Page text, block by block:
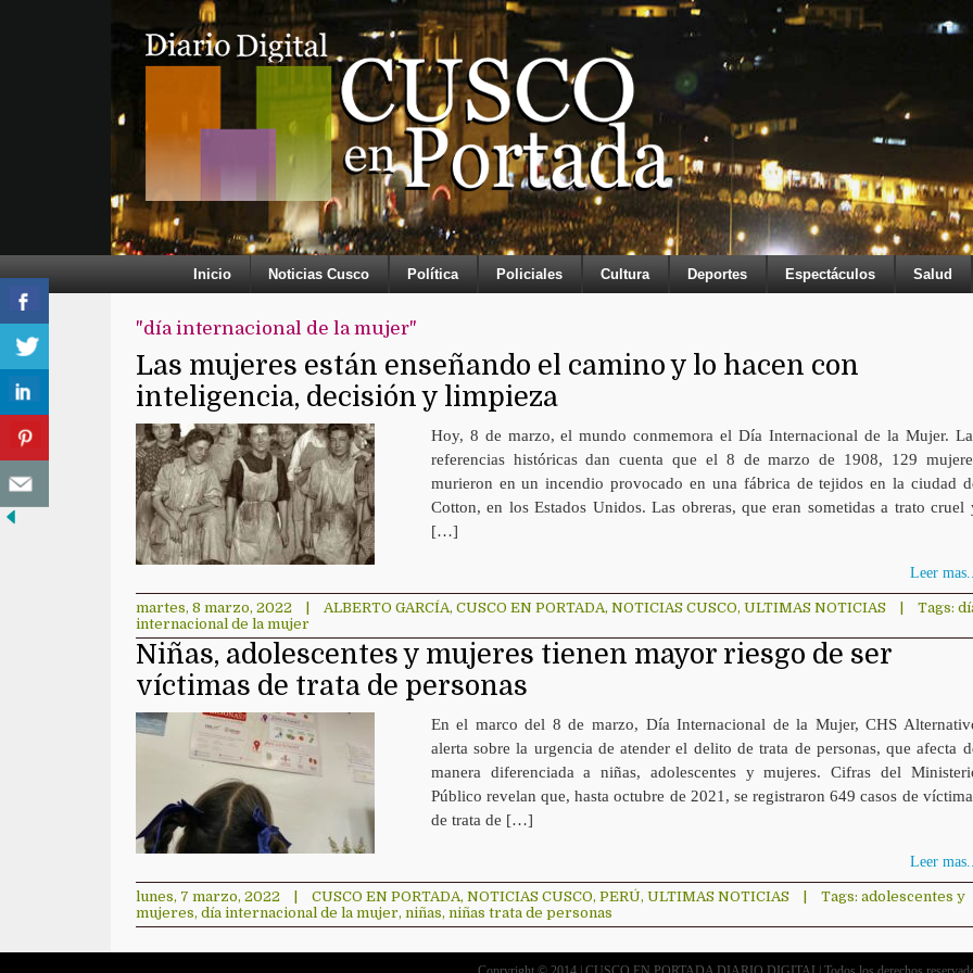
Inicio Noticias Cusco Política Policiales Cultura Deportes Espectáculos Salud
"día internacional de la mujer"
Las mujeres están enseñando el camino y lo hacen con
inteligencia, decisión y limpieza
Hoy, 8 de marzo, el mundo conmemora el Día Internacional de la Mujer.
referencias históricas dan cuenta que el 8 de marzo de 1908, 129
murieron en un incendio provocado en una fábrica de tejidos en la ciudad
Cotton, en los Estados Unidos. Las obreras, que eran sometidas a trato cruel
[…]
Leer mas...
martes, 8 marzo, 2022 ALBERTO GARCÍA, CUSCO EN PORTADA, NOTICIAS CUSCO, ULTIMAS NOTICIAS Tags:
internacional de la mujer
Niñas, adolescentes y mujeres tienen mayor riesgo de ser
víctimas de trata de personas
En el marco del 8 de marzo, Día Internacional de la Mujer, CHS
alerta sobre la urgencia de atender el delito de trata de personas, que afecta
manera diferenciada a niñas, adolescentes y mujeres. Cifras del
Público revelan que, hasta octubre de 2021, se registraron 649 casos de
de trata de […]
Leer mas...
lunes, 7 marzo, 2022 CUSCO EN PORTADA, NOTICIAS CUSCO, PERÚ, ULTIMAS NOTICIAS Tags: adolescentes y
mujeres, día internacional de la mujer, niñas, niñas trata de personas